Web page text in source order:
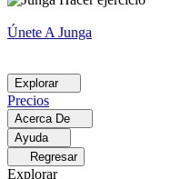
Únete A Junga
Explorar
Precios
Acerca De
Ayuda
Regresar
Explorar